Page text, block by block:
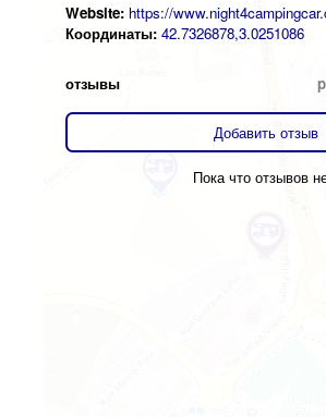
Website: https://
Координаты: 42.7326878,3.0251086
отзывы
Добавить отзыв
Пока что отзывов